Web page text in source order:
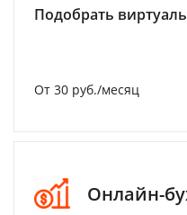
Подобрать
От 30 руб./месяц
Онлайн-